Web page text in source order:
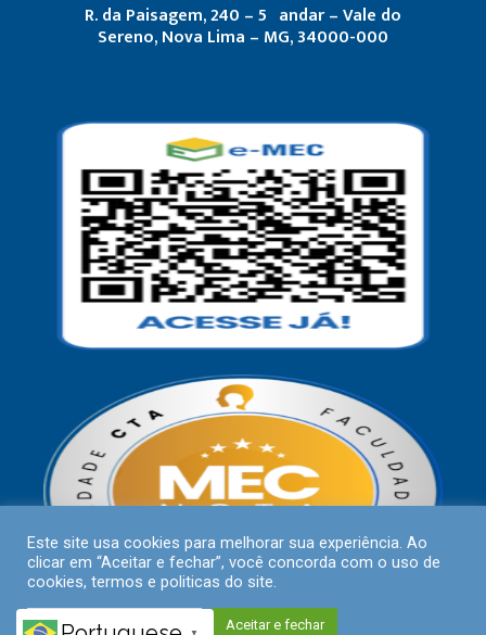
R. da Paisagem, 240 – 5º andar – Vale do
Sereno, Nova Lima – MG, 34000-000
Este site usa cookies para melhorar sua experiência. Ao
clicar em “Aceitar e fechar”, você concorda com o uso de
cookies, termos e politicas do site.
Políticas de Privacidade Aceitar e fechar
▼